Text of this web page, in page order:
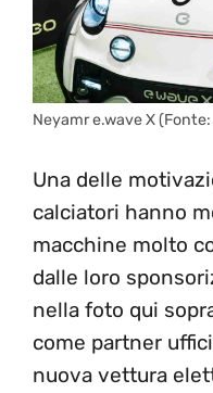
Neyamr e.wave X
Una delle
calciatori hanno
macchine molto
dalle loro
nella foto qui
come partner
nuova vettura